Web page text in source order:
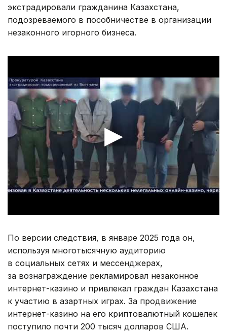
экстрадировали гражданина Казахстана,
подозреваемого в пособничестве в организации
незаконного игорного бизнеса.
По версии следствия, в январе 2025 года он,
используя многотысячную аудиторию
в социальных сетях и мессенджерах,
за вознаграждение рекламировал незаконное
интернет-казино и привлекал граждан Казахстана
к участию в азартных играх. За продвижение
интернет-казино на его криптовалютный кошелек
поступило почти 200 тысяч долларов США.